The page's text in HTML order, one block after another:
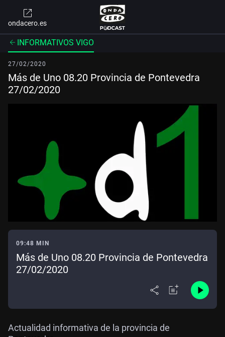
ondacero.es
INFORMATIVOS VIGO
27/02/2020
Más de Uno 08.20 Provincia de Pontevedra
27/02/2020
09:48 MIN
Más de Uno 08.20 Provincia de Pontevedra
27/02/2020
Actualidad informativa de la provincia de